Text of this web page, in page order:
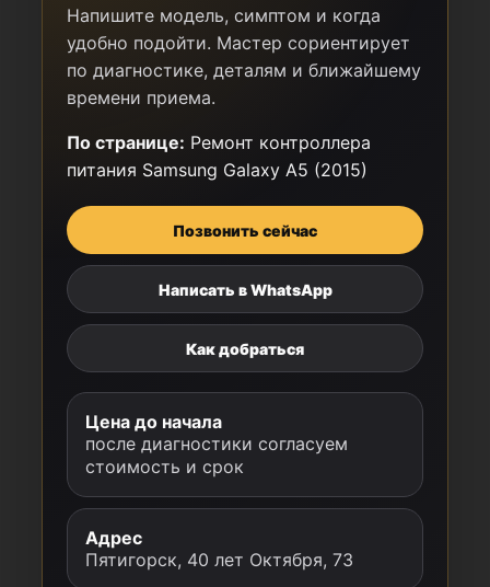
Напишите модель, симптом и когда
удобно подойти. Мастер сориентирует
по диагностике, деталям и ближайшему
времени приема.
По странице: Ремонт контроллера
питания Samsung Galaxy A5 (2015)
Позвонить сейчас
Написать в WhatsApp
Как добраться
Цена до начала
после диагностики согласуем
стоимость и срок
Адрес
Пятигорск, 40 лет Октября, 73